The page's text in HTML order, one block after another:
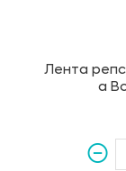
Лента
a